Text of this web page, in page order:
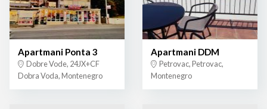
Apartmani Ponta 3
Dobre Vode, 24JX+CF
Dobra Voda, Montenegro
Apartmani DDM
Petrovac, Petrovac,
Montenegro